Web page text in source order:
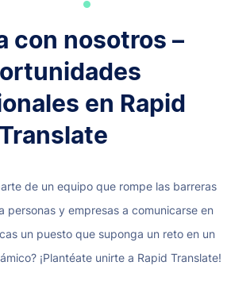
con nosotros –
en Rapid
Translate
de un equipo que rompe las barreras
personas y empresas a comunicarse en
un puesto que suponga un reto en un
¡Plantéate unirte a Rapid Translate!